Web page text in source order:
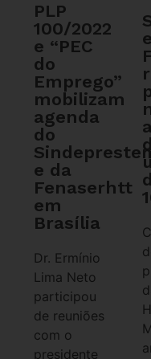
PLP
100/2022
e “PEC
do
Emprego”
mobilizam
agenda
do
e da
Fenaserhtt
em
Brasília
Dr. Ermínio
Lima Neto
participou
de reuniões
com o
presidente
e